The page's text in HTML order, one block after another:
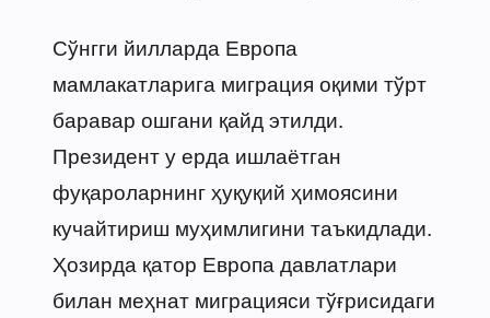
Сўнгги йилларда Европа
мамлакатларига миграция оқими тўрт
баравар ошгани қайд этилди.
Президент у ерда ишлаётган
фуқароларнинг ҳуқуқий ҳимоясини
кучайтириш муҳимлигини таъкидлади.
Ҳозирда қатор Европа давлатлари
билан меҳнат миграцияси тўғрисидаги